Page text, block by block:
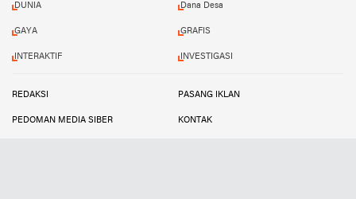
DUNIA Dana Desa
GAYA GRAFIS
INTERAKTIF INVESTIGASI
REDAKSI PASANG IKLAN
PEDOMAN MEDIA SIBER KONTAK